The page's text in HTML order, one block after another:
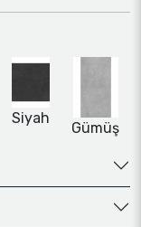
Siyah
Gümüş